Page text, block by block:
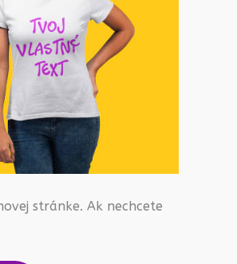
stránke. Ak nechcete